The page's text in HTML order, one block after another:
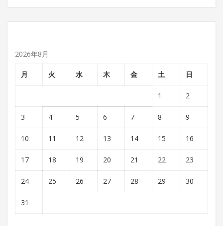
2026年8月
月 火 水 木 金 土 日
1 2
3 4 5 6 7 8 9
10 11 12 13 14 15 16
17 18 19 20 21 22 23
24 25 26 27 28 29 30
31